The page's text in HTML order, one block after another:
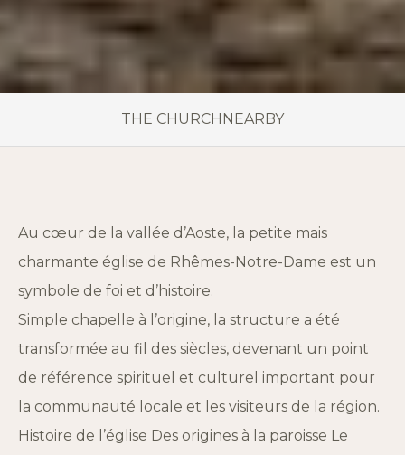
THE CHURCH NEARBY
Au cœur de la vallée d’Aoste, la petite mais
charmante église de Rhêmes-Notre-Dame est un
symbole de foi et d’histoire.
Simple chapelle à l’origine, la structure a été
transformée au fil des siècles, devenant un point
de référence spirituel et culturel important pour
la communauté locale et les visiteurs de la région.
Histoire de l’église Des origines à la paroisse Le